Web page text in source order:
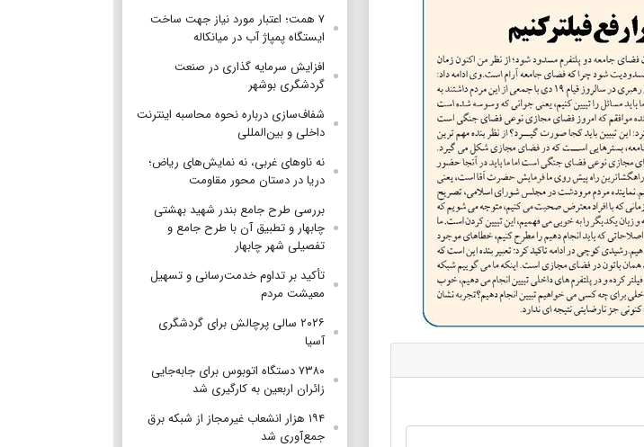
۷ همت؛ اعتبار مورد نیاز جهت ساخت
ایستگاه پمپاژ آب در میانکاله
افزایش سرمایه گذاری در صنعت
گردشگری بوشهر
شفاف‌سازی درباره نحوه محاسبه اینترنت
داخلی و بین‌المللی
نه ناوهای غربی، نه نمایش‌های ریاض؛
دریا در دستان محور مقاومت
بررسی طرح جامع بندر شهید بهشتی
چابهار و تطبیق آن با طرح جامع و
تفصیلی شهر چابهار
تأکید بر تداوم خدمت‌رسانی و تسهیل
معیشت مردم
۲۰۲۶ سالی پرچالش برای گردشگری
آسیا
۷۳۸۰ دستگاه اتوبوس برای جابه‌جایی
زائران اربعین به‌ کارگیری شد
۱۹۴ هزار انشعاب غیرمجاز از شبکه برق
جمع‌آوری شد